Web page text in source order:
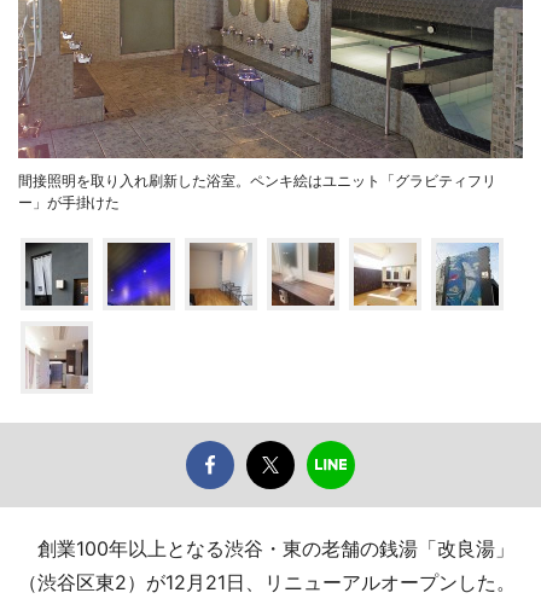
間接照明を取り入れ刷新した浴室。ペンキ絵はユニット「グラビティフリ
ー」が手掛けた
創業100年以上となる渋谷・東の老舗の銭湯「改良湯」
（渋谷区東2）が12月21日、リニューアルオープンした。